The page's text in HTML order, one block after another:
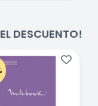
DESCUENTO!